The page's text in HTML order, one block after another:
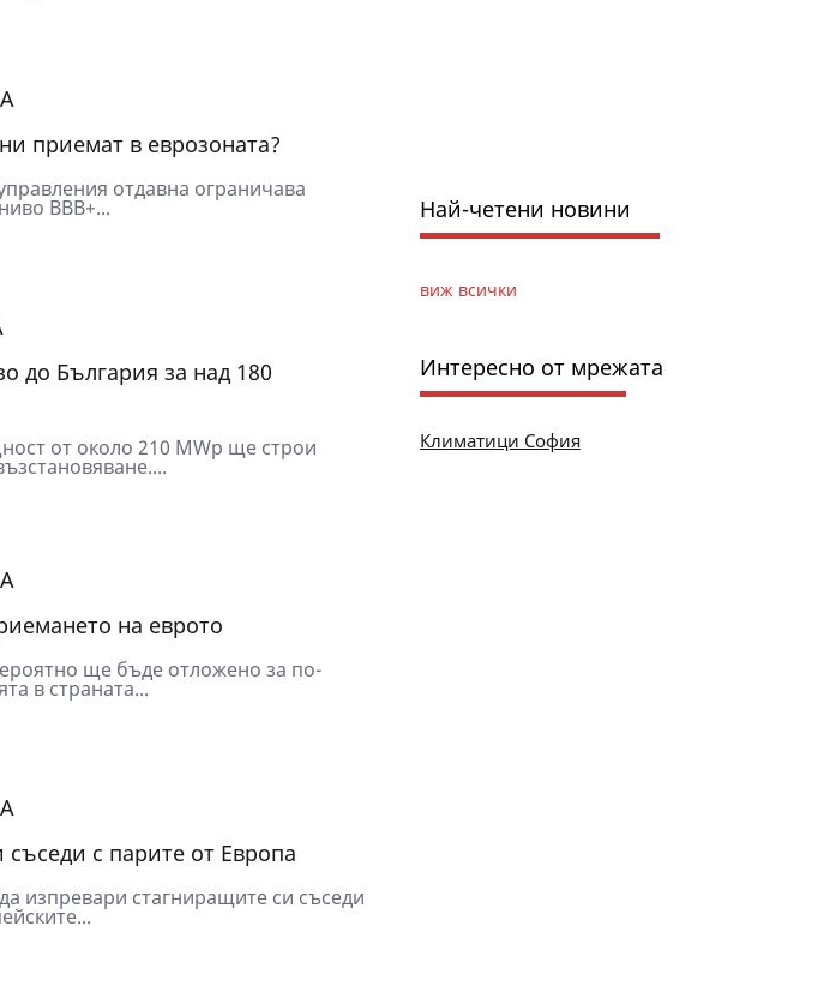
приемат в еврозоната?
отдавна ограничава
BBB+...
до България за над 180
от около 210 MWp ще строи
на еврото
ще бъде отложено за по-
в страната...
с парите от Европа
изпревари стагниращите си съседи
Най-четени новини
виж всички
Интересно от мрежата
Климатици София